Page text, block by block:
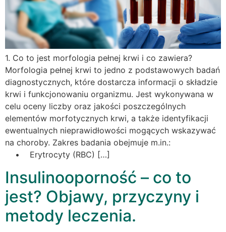
1. Co to jest morfologia pełnej krwi i co zawiera?
Morfologia pełnej krwi to jedno z podstawowych badań
diagnostycznych, które dostarcza informacji o składzie
krwi i funkcjonowaniu organizmu. Jest wykonywana w
celu oceny liczby oraz jakości poszczególnych
elementów morfotycznych krwi, a także identyfikacji
ewentualnych nieprawidłowości mogących wskazywać
na choroby. Zakres badania obejmuje m.in.:
• Erytrocyty (RBC) […]
Insulinooporność – co to
jest? Objawy, przyczyny i
metody leczenia.